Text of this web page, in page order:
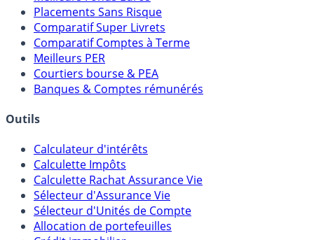
Meilleures Assurances-Vie
Meilleurs Fonds Euros
Placements Sans Risque
Comparatif Super Livrets
Comparatif Comptes à Terme
Meilleurs PER
Banques & Comptes rémunérés
Outils
Calculateur d'intérêts
Calculette Impôts
Calculette Rachat Assurance Vie
Sélecteur d'Assurance Vie